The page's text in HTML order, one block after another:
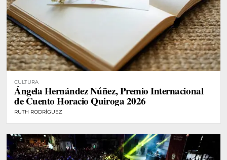
CULTURA
Ángela Hernández Núñez, Premio Internacional
de Cuento Horacio Quiroga 2026
RUTH RODRÍGUEZ